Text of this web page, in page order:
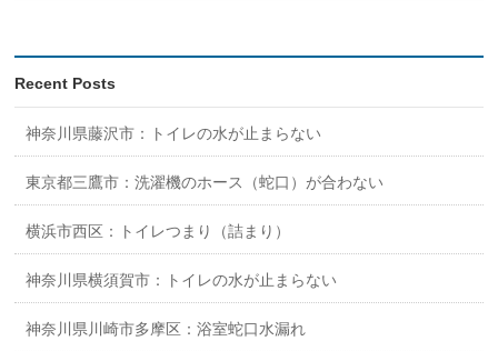
Recent Posts
神奈川県藤沢市：トイレの水が止まらない
東京都三鷹市：洗濯機のホース（蛇口）が合わない
横浜市西区：トイレつまり（詰まり）
神奈川県横須賀市：トイレの水が止まらない
神奈川県川崎市多摩区：浴室蛇口水漏れ